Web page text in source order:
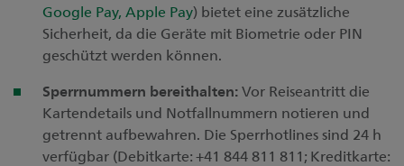
Google Pay, Apple Pay) bietet eine zusätzliche
Sicherheit, da die Geräte mit Biometrie oder PIN
geschützt werden können.
Sperrnummern bereithalten:Vor Reiseantritt die
Kartendetails und Notfallnummern notieren und
getrennt aufbewahren. Die Sperrhotlines sind 24 h
verfügbar (Debitkarte: +41 844 811 811; Kreditkarte: